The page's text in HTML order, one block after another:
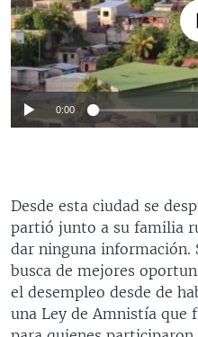
No media
0:00
Desde esta ciudad se
partió junto a su familia
dar ninguna información.
busca de mejores
el desempleo desde de
una Ley de Amnistía que